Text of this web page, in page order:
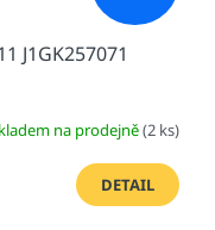
J1GK257071
na prodejně(2 ks)
DETAIL